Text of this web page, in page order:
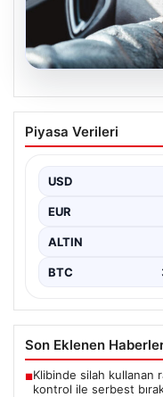
Emekliye
yasa çıkacak
Piyasa Verileri
USD
EUR
ALTIN
BTC
Son Eklenen
■Klibinde silah kullanan
kontrol ile serbest